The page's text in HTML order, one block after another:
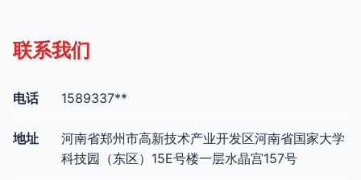
联系我们
电话 1589337**
地址
河南省郑州市高新技术产业开发区河南省国家大学
科技园（东区）15E号楼一层水晶宫157号